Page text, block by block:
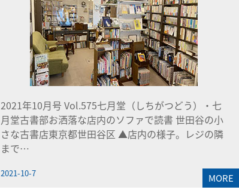
2021年10月号 Vol.575七月堂（しちがつどう）・七
月堂古書部お洒落な店内のソファで読書 世田谷の小
さな古書店東京都世田谷区 ▲店内の様子。レジの隣
まで…
2021-10-7 MORE